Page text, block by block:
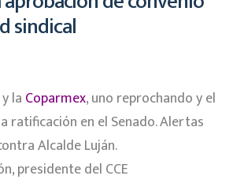
sindical
y la Coparmex, uno reprochando y el
ratificación en el Senado. Alertas
Alcalde Luján.
presidente del CCE